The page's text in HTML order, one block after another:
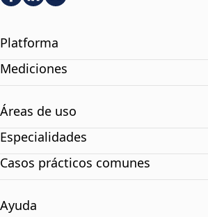
Platforma
Mediciones
Áreas de uso
Especialidades
Casos prácticos comunes
Ayuda